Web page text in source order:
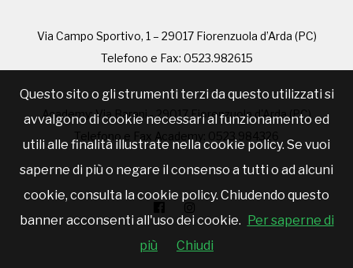
Via Campo Sportivo, 1 – 29017 Fiorenzuola d’Arda (PC)
Telefono e Fax: 0523.982615
Academy: Via Barani - 29017 Fiorenzuola d'Arda (PC)
Telefono e Fax Academy: 0523.984326
Questo sito o gli strumenti terzi da questo utilizzati si
avvalgono di cookie necessari al funzionamento ed
utili alle finalità illustrate nella cookie policy. Se vuoi
saperne di più o negare il consenso a tutti o ad alcuni
cookie, consulta la cookie policy. Chiudendo questo
banner acconsenti all'uso dei cookie. Per saperne di
più
Chiudi